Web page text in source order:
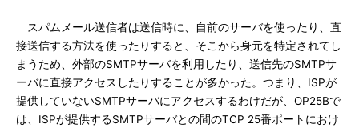
スパムメール送信者は送信時に、自前のサーバを使ったり、直
接送信する方法を使ったりすると、そこから身元を特定されてし
まうため、外部のSMTPサーバを利用したり、送信先のSMTPサ
ーバに直接アクセスしたりすることが多かった。つまり、ISPが
提供していないSMTPサーバにアクセスするわけだが、OP25Bで
は、ISPが提供するSMTPサーバとの間のTCP 25番ポートにおけ